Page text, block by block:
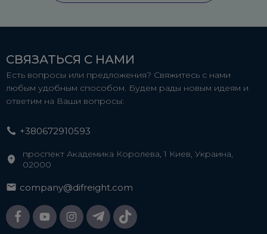
СВЯЗАТЬСЯ С НАМИ
Есть вопросы или предложения? Свяжитесь с нами
любым удобным способом. Будем рады новым идеям и
ответим на Ваши вопросы:
+380672910593
проспект Академика Королева, 1 Киев, Украина,
02000
company@difreight.com